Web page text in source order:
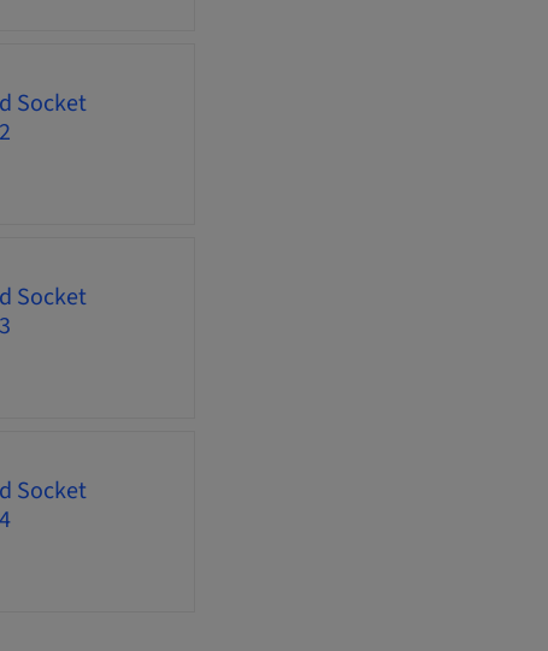
Socket
Socket
Socket